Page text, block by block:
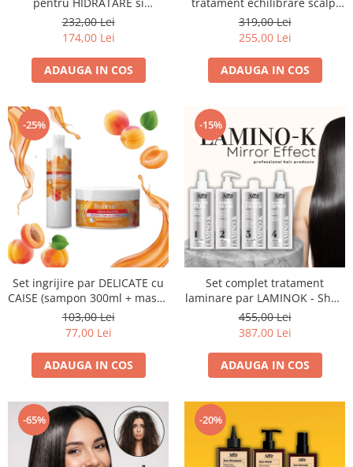
DISCIPLINARE
232,00 Lei
174,00 Lei
ADAUGA IN COS
impotriva matretii sau a
scalpului gras (șampon 250ml
+ 10 fiole tratament)
319,00 Lei
255,00 Lei
ADAUGA IN COS
-25%
Set ingrijire par DELICATE cu
CAISE (sampon 300ml + masca
300ml) - ITALICARE
103,00 Lei
77,00 Lei
ADAUGA IN COS
-15%
Set complet tratament
laminare par LAMINOK - Shot:
PASUL 1 + PASUL 2 + PASUL 3
+ PASUL 4
455,00 Lei
387,00 Lei
ADAUGA IN COS
-65% -20%